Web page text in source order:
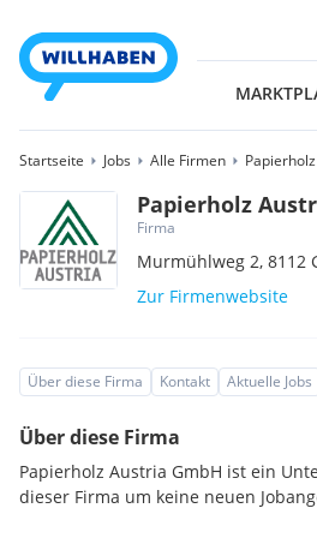
Startseite Jobs Alle Firmen
Papierholz
Firma
Murmühlweg 2,8112
Zur Firmenwebsite
Über diese Firma Kontakt Aktuelle Jobs
Über diese Firma
Papierholz Austria GmbH ist ein
dieser Firma um keine neuen